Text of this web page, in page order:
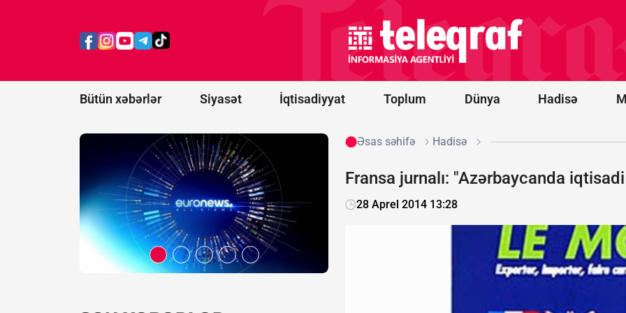
Bütün xəbərlər Siyasət İqtisadiyyat Toplum Dünya Hadisə
ekstremist
əlavə etdi
“Qarabağ”
oyununun
start
heyətləri
Əsas səhifə Hadisə
Fransa jurnalı: "Azərbaycanda
28 Aprel 2014 13:28